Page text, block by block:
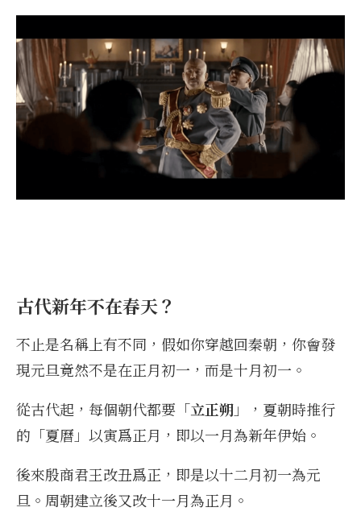
古代新年不在春天？
不止是名稱上有不同，假如你穿越回秦朝，你會發
現元旦竟然不是在正月初一，而是十月初一。
從古代起，每個朝代都要「立正朔」，夏朝時推行
的「夏曆」以寅爲正月，即以一月為新年伊始。
後來殷商君王改丑爲正，即是以十二月初一為元
旦。周朝建立後又改十一月為正月。